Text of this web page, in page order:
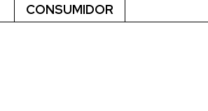
CONSUMIDOR